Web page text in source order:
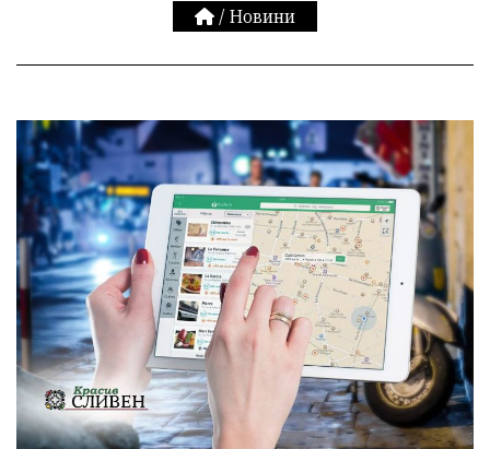
/ Новини